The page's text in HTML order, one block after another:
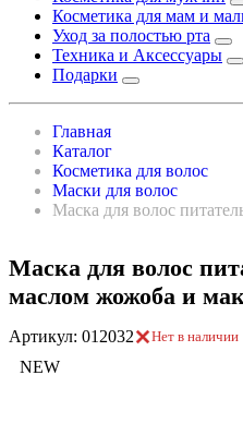
Косметика для мам и
Уход за полостью рта
Техника и Аксессуары
Подарки
Главная
Каталог
Косметика для волос
Маски для волос
Маска для волос
Маска для волос
маслом жожоба и
Артикул: 012032 Нет в наличии
NEW